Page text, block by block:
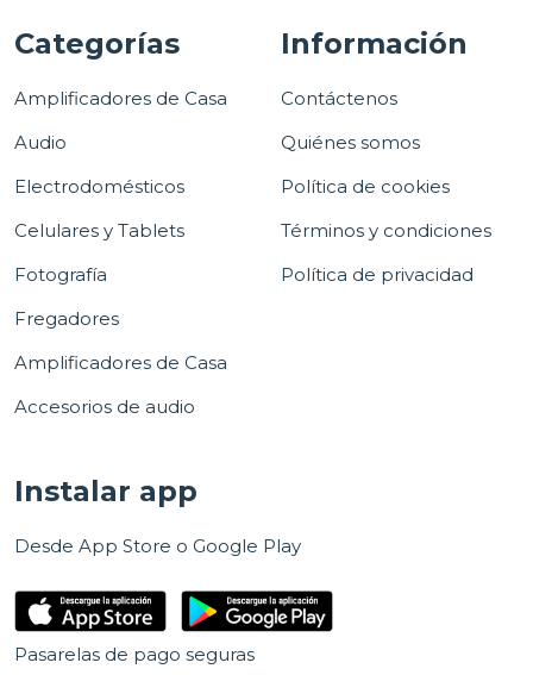
Categorías
Amplificadores de Casa
Audio
Electrodomésticos
Celulares y Tablets
Fotografía
Fregadores
Amplificadores de Casa
Accesorios de audio
Información
Contáctenos
Quiénes somos
Política de cookies
Términos y condiciones
Política de privacidad
Instalar app
Desde App Store o Google Play
Pasarelas de pago seguras